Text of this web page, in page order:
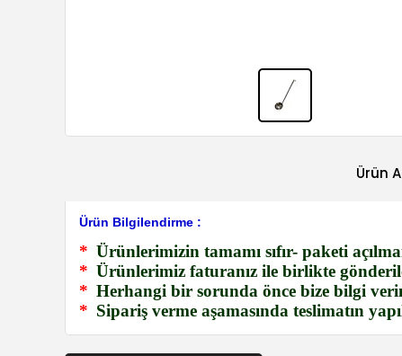
Ürün
Ürün Bilgilendirme :
* Ürünlerimizin tamamı sıfır- paketi
* Ürünlerimiz faturanız ile birlikte
* Herhangi bir sorunda önce bize bilgi
* Sipariş verme aşamasında teslimatın